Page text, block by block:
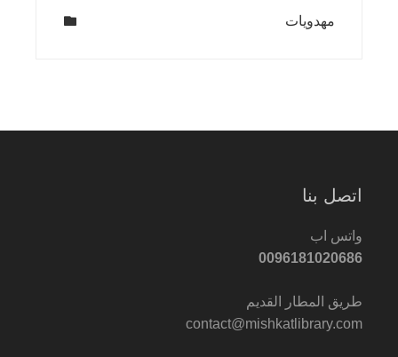
مهدويات
اتصل بنا
واتس اب
0096181020686
طريق المطار القديم
contact@mishkatlibrary.com